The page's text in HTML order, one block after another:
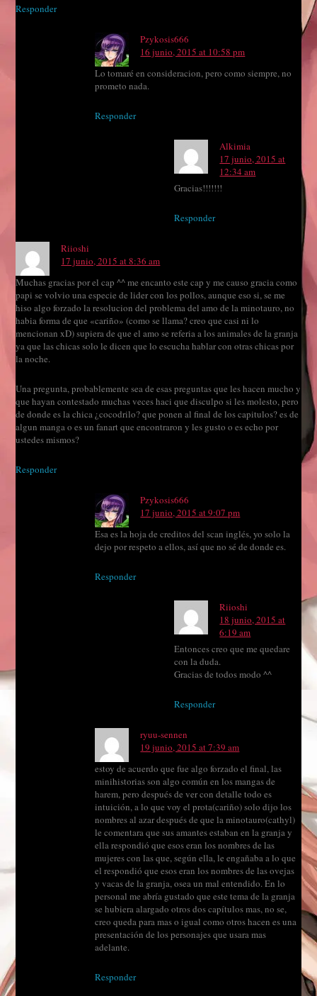
Responder
Pzykosis666
16 junio, 2015 at 10:58 pm
Lo tomaré en consideracion, pero como siempre, no
prometo nada.
Responder
Alkimia
17 junio, 2015 at
12:34 am
Gracias!!!!!!!
Responder
Riioshi
17 junio, 2015 at 8:36 am
Muchas gracias por el cap ^^ me encanto este cap y me causo gracia como
papi se volvio una especie de lider con los pollos, aunque eso si, se me
hiso algo forzado la resolucion del problema del amo de la minotauro, no
habia forma de que «cariño» (como se llama? creo que casi ni lo
mencionan xD) supiera de que el amo se referia a los animales de la granja
ya que las chicas solo le dicen que lo escucha hablar con otras chicas por
la noche.
Una pregunta, probablemente sea de esas preguntas que les hacen mucho y
que hayan contestado muchas veces haci que disculpo si les molesto, pero
de donde es la chica ¿cocodrilo? que ponen al final de los capitulos? es de
algun manga o es un fanart que encontraron y les gusto o es echo por
ustedes mismos?
Responder
Pzykosis666
17 junio, 2015 at 9:07 pm
Esa es la hoja de creditos del scan inglés, yo solo la
dejo por respeto a ellos, así que no sé de donde es.
Responder
Riioshi
18 junio, 2015 at
6:19 am
Entonces creo que me quedare
con la duda.
Gracias de todos modo ^^
Responder
ryuu-sennen
19 junio, 2015 at 7:39 am
estoy de acuerdo que fue algo forzado el final, las
minihistorias son algo común en los mangas de
harem, pero después de ver con detalle todo es
intuición, a lo que voy el prota(cariño) solo dijo los
nombres al azar después de que la minotauro(cathyl)
le comentara que sus amantes estaban en la granja y
ella respondió que esos eran los nombres de las
mujeres con las que, según ella, le engañaba a lo que
el respondió que esos eran los nombres de las ovejas
y vacas de la granja, osea un mal entendido. En lo
personal me abría gustado que este tema de la granja
se hubiera alargado otros dos capítulos mas, no se,
creo queda para mas o igual como otros hacen es una
presentación de los personajes que usara mas
adelante.
Responder